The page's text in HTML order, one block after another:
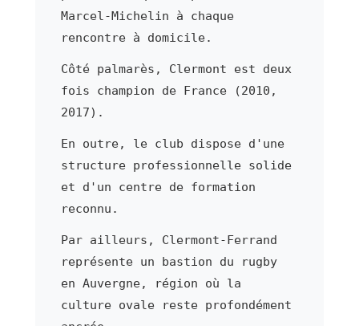
Marcel-Michelin à chaque
rencontre à domicile.
Côté palmarès, Clermont est deux
fois champion de France (2010,
2017).
En outre, le club dispose d'une
structure professionnelle solide
et d'un centre de formation
reconnu.
Par ailleurs, Clermont-Ferrand
représente un bastion du rugby
en Auvergne, région où la
culture ovale reste profondément